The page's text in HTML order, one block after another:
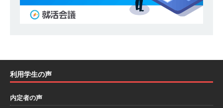
合建設会社（ゼネコン） ｜ 充実の福利厚生・資
体育会積極採用企業
利用学生の声
内定者の声